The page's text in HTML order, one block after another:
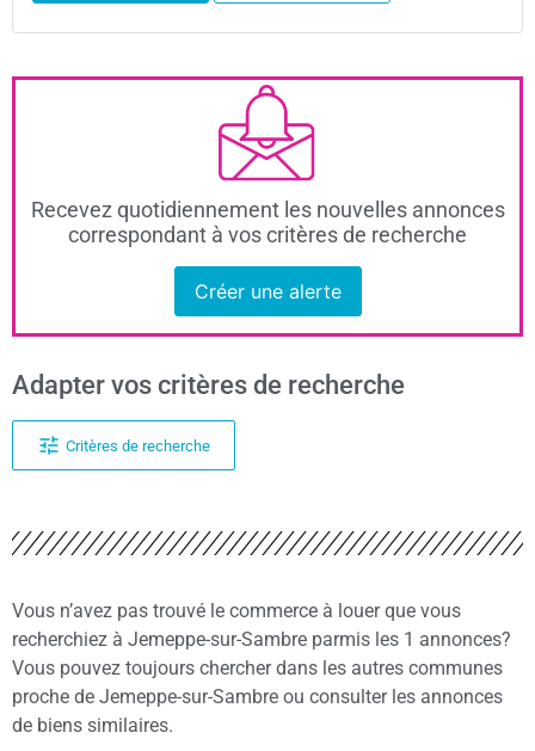
Recevez quotidiennement les nouvelles annonces
correspondant à vos critères de recherche
Créer une alerte
Adapter vos critères de recherche
Critères de recherche
Vous n’avez pas trouvé le commerce à louer que vous
recherchiez à Jemeppe-sur-Sambre parmis les 1 annonces?
Vous pouvez toujours chercher dans les autres communes
proche de Jemeppe-sur-Sambre ou consulter les annonces
de biens similaires.